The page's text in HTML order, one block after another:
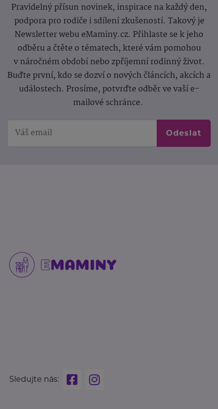
Pravidelný přísun novinek, inspirace na každý den,
podpora pro rodiče i sdílení zkušeností. Takový je
Newsletter webu eMaminy.cz. Přihlaste se k jeho
odběru a čtěte o tématech, které vám pomohou
v náročném období nebo zpříjemní rodinný život.
Buďte první, kdo se dozví o nových článcích, akcích a
událostech. Prosíme, potvrďte odběr ve vaší e-
mailové schránce.
Odeslat
Sledujte nás: